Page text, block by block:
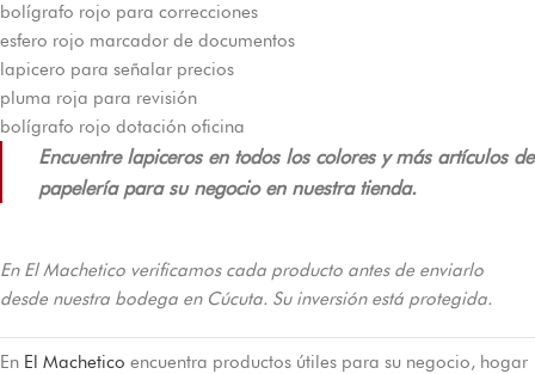
bolígrafo rojo para correcciones
esfero rojo marcador de documentos
lapicero para señalar precios
pluma roja para revisión
bolígrafo rojo dotación oficina
Encuentre lapiceros en todos los colores y más artículos de
papelería para su negocio en nuestra tienda.
En El Machetico verificamos cada producto antes de enviarlo
desde nuestra bodega en Cúcuta. Su inversión está protegida.
En El Machetico encuentra productos útiles para su negocio, hogar